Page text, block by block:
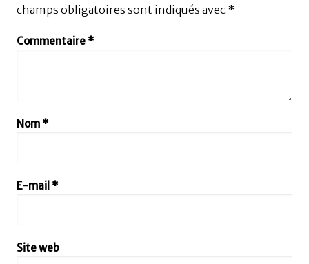
champs obligatoires sont indiqués avec *
Commentaire *
Nom *
E-mail *
Site web